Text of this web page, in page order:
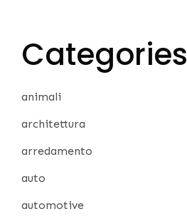
Categories
animali
architettura
arredamento
auto
automotive